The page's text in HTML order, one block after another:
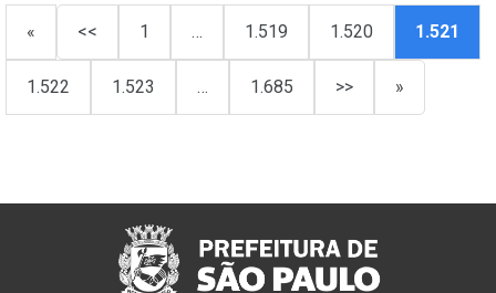
« << 1 … 1.519 1.520 1.521
1.522 1.523 … 1.685 >> »